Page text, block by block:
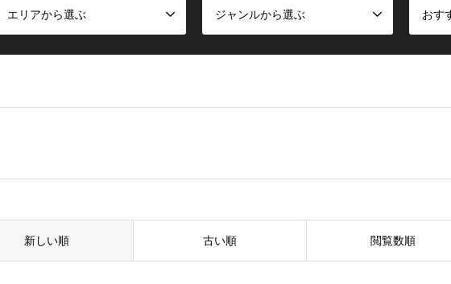
エリアから選ぶ ジャンルから選ぶ おす
新しい順 古い順 閲覧数順